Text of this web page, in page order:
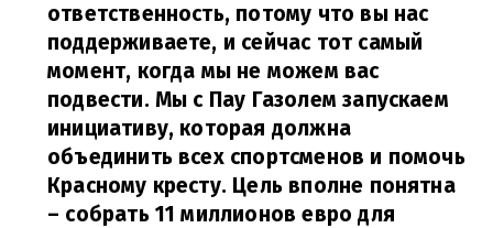
ответственность, потому что вы нас
поддерживаете, и сейчас тот самый
момент, когда мы не можем вас
подвести. Мы с Пау Газолем запускаем
инициативу, которая должна
объединить всех спортсменов и помочь
Красному кресту. Цель вполне понятна
– собрать 11 миллионов евро для